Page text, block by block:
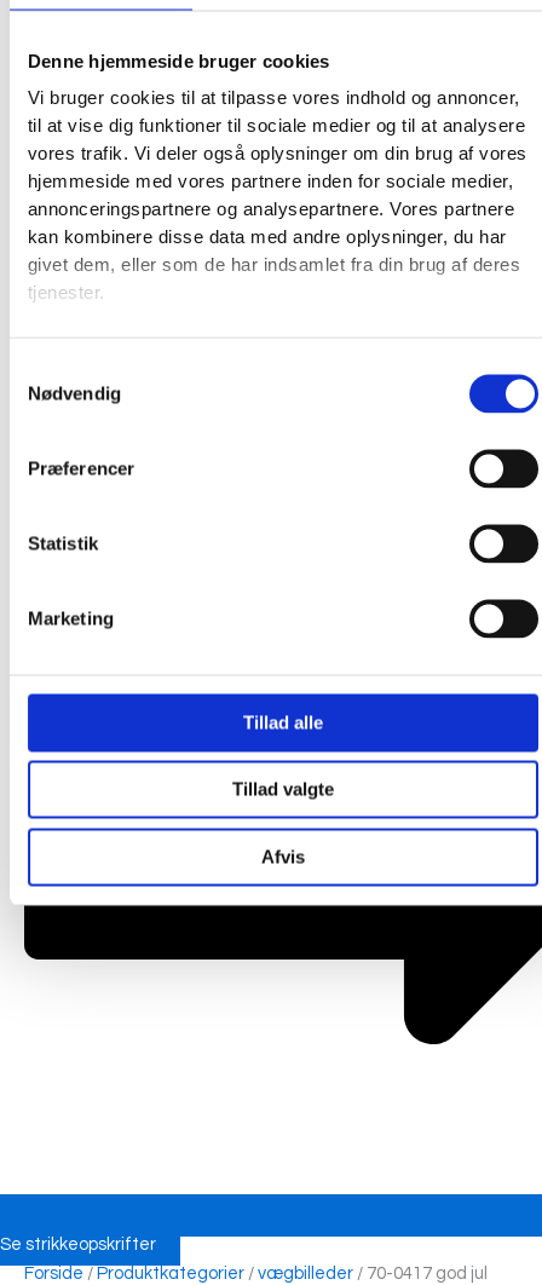
Denne hjemmeside bruger cookies
Vi bruger cookies til at tilpasse vores indhold og annoncer,
til at vise dig funktioner til sociale medier og til at analysere
vores trafik. Vi deler også oplysninger om din brug af vores
hjemmeside med vores partnere inden for sociale medier,
annonceringspartnere og analysepartnere. Vores partnere
kan kombinere disse data med andre oplysninger, du har
givet dem, eller som de har indsamlet fra din brug af deres
tjenester.
Nødvendig
Præferencer
Statistik
Marketing
Tillad alle
Tillad valgte
Afvis
Broderkits
Strikkeopskrifter og bøger
Smukke islandske uldtæpper fra Ístex
Se strikkeopskrifter
Forside / Produktkategorier / vægbilleder / 70-0417 god jul